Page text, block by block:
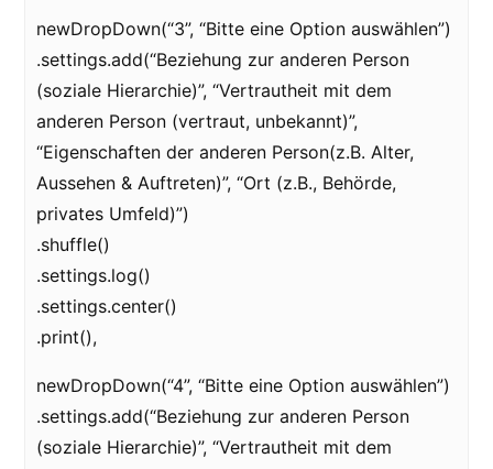
newDropDown(“3”, “Bitte eine Option auswählen”)
.settings.add(“Beziehung zur anderen Person
(soziale Hierarchie)”, “Vertrautheit mit dem
anderen Person (vertraut, unbekannt)”,
“Eigenschaften der anderen Person(z.B. Alter,
Aussehen & Auftreten)”, “Ort (z.B., Behörde,
privates Umfeld)”)
.shuffle()
.settings.log()
.settings.center()
.print(),
newDropDown(“4”, “Bitte eine Option auswählen”)
.settings.add(“Beziehung zur anderen Person
(soziale Hierarchie)”, “Vertrautheit mit dem